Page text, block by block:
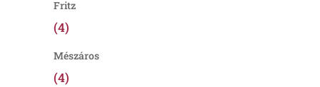
Fritz
(4)
Mészáros
(4)